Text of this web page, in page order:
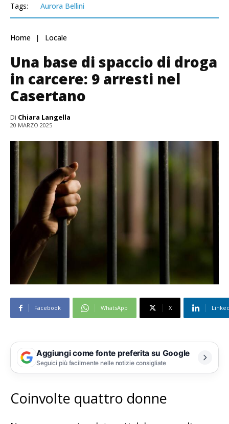
Tags: Aurora Bellini
Home Locale
Una base di spaccio di droga
in carcere: 9 arresti nel
Casertano
Di Chiara Langella
20 MARZO 2025
Facebook WhatsApp X
Aggiungi come fonte preferita su Google
Seguici più facilmente nelle notizie consigliate
Coinvolte quattro donne